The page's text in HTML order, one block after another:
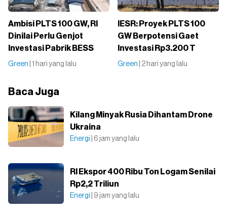
Ambisi PLTS 100 GW, RI
Dinilai Perlu Genjot
Investasi Pabrik BESS
Green | 1 hari yang lalu
IESR: Proyek PLTS 100
GW Berpotensi Gaet
Investasi Rp3.200 T
Green | 2 hari yang lalu
Baca Juga
Kilang Minyak Rusia Dihantam Drone
Ukraina
Energi | 6 jam yang lalu
RI Ekspor 400 Ribu Ton Logam Senilai
Rp2,2 Triliun
Energi | 9 jam yang lalu